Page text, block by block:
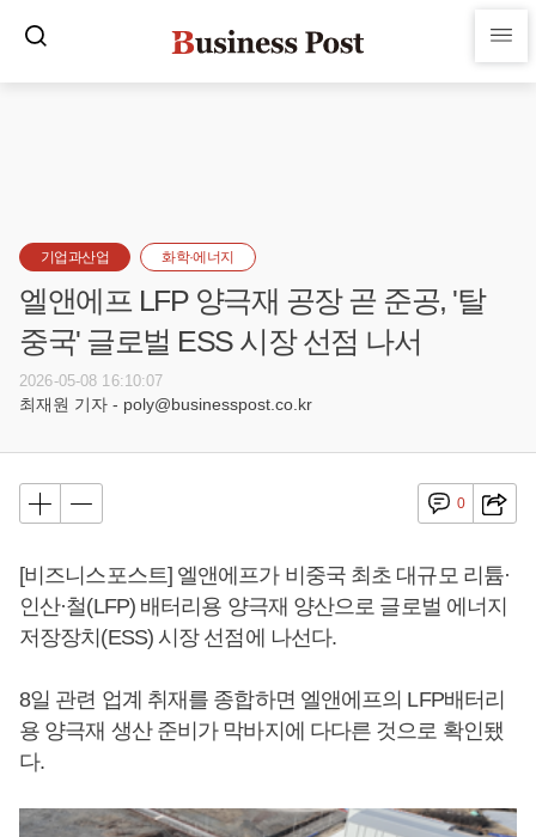
기업과산업 화학·에너지
엘앤에프 LFP 양극재 공장 곧 준공, '탈
중국' 글로벌 ESS 시장 선점 나서
2026-05-08 16:10:07
최재원 기자 - poly@businesspost.co.kr
0
[비즈니스포스트] 엘앤에프가 비중국 최초 대규모 리튬·
인산·철(LFP) 배터리용 양극재 양산으로 글로벌 에너지
저장장치(ESS) 시장 선점에 나선다.
8일 관련 업계 취재를 종합하면 엘앤에프의 LFP배터리
용 양극재 생산 준비가 막바지에 다다른 것으로 확인됐
다.